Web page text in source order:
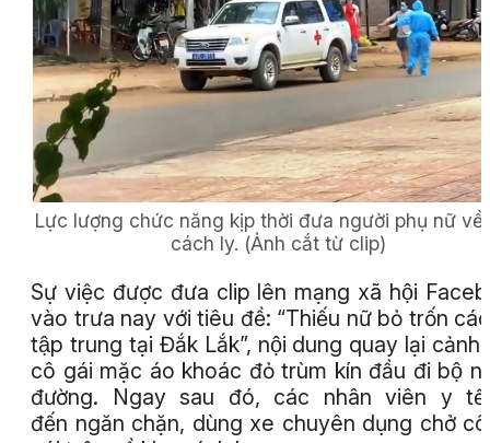
Lực lượng chức năng kịp thời đưa người phụ nữ về
cách ly. (Ảnh cắt từ clip)
Sự việc được đưa clip lên mạng xã hội
vào trưa nay với tiêu đề: “Thiếu nữ bỏ trốn
tập trung tại Đắk Lắk”, nội dung quay lại cảnh
cô gái mặc áo khoác đỏ trùm kín đầu đi bộ
đường. Ngay sau đó, các nhân viên y
đến ngăn chặn, dùng xe chuyên dụng chở